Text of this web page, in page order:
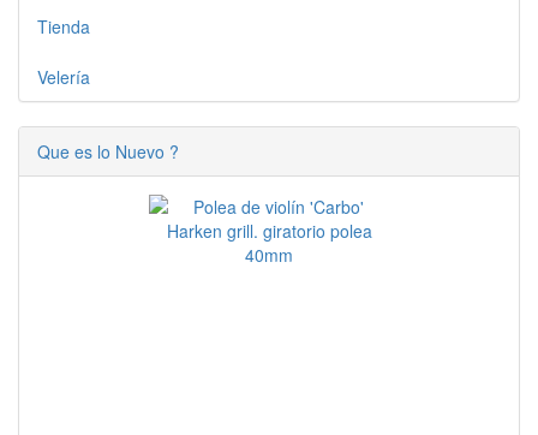
Tienda
Velería
Que es lo Nuevo ?